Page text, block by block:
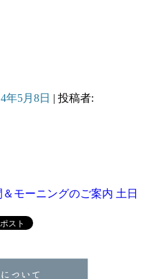
年5月8日 | 投稿者:
モーニングのご案内 土日